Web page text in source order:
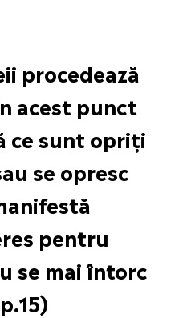
procedează
acest punct
ce sunt opriți
se opresc
pentru
se mai întorc